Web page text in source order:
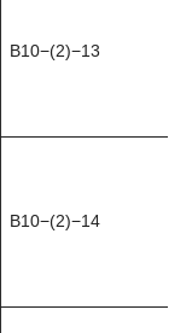
B10−(2)−13
B10−(2)−14